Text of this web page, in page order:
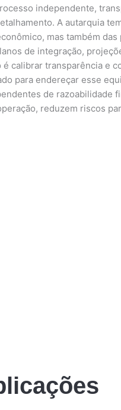
independente,
A autarquia
mas também
de integração,
é calibrar transparência e
para endereçar esse
de razoabilidade
reduzem riscos